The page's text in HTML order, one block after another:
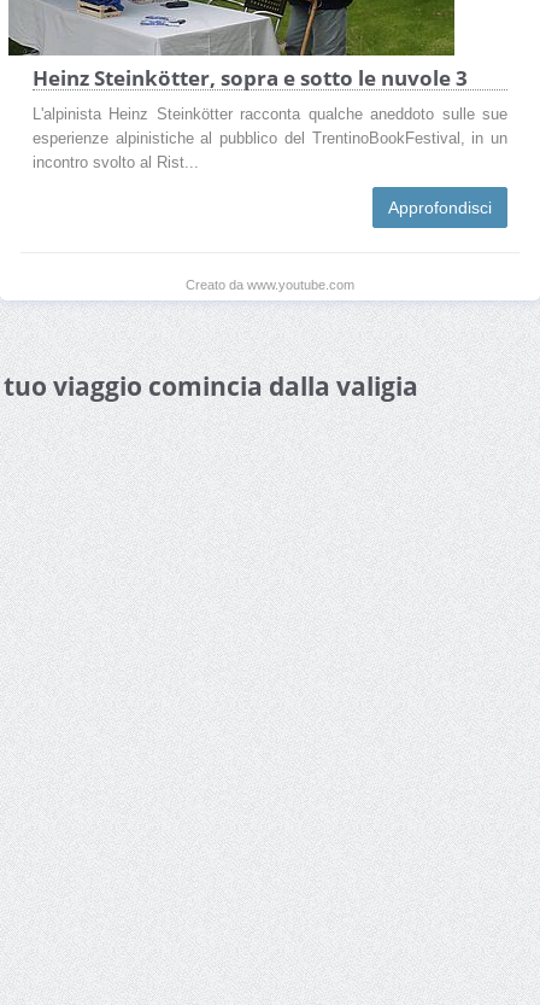
Heinz Steinkötter, sopra e sotto le nuvole 3
L'alpinista Heinz Steinkötter racconta qualche aneddoto sulle sue
esperienze alpinistiche al pubblico del TrentinoBookFestival, in un
incontro svolto al Rist...
Approfondisci
Creato da www.youtube.com
viaggio comincia dalla valigia